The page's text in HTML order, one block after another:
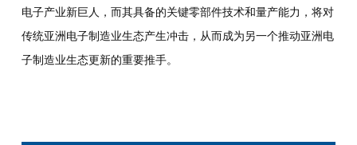
电子产业新巨人，而其具备的关键零部件技术和量产能力，将对
传统亚洲电子制造业生态产生冲击，从而成为另一个推动亚洲电
子制造业生态更新的重要推手。